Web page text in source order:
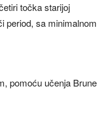
točka starijoj
period, sa minimalnom
pomoću učenja Brune